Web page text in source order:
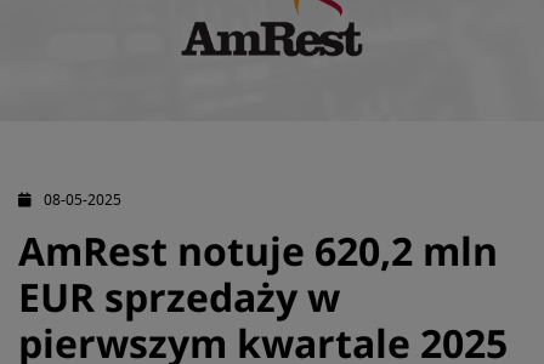
08-05-2025
AmRest notuje 620,2 mln
EUR sprzedaży w
pierwszym kwartale 2025